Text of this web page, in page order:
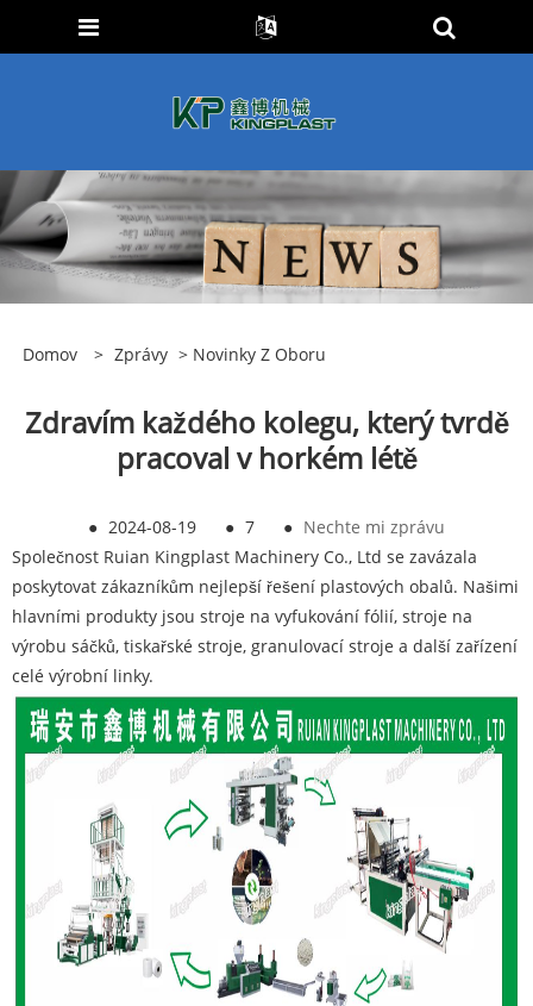
Domov > Zprávy > Novinky Z Oboru
Zdravím každého kolegu, který tvrdě
pracoval v horkém létě
● 2024-08-19 ● 7 ● Nechte mi zprávu
Společnost Ruian Kingplast Machinery Co., Ltd se zavázala
poskytovat zákazníkům nejlepší řešení plastových obalů. Našimi
hlavními produkty jsou stroje na vyfukování fólií, stroje na
výrobu sáčků, tiskařské stroje, granulovací stroje a další zařízení
celé výrobní linky.